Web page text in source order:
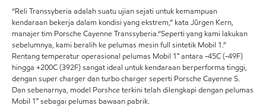
“Reli Transsyberia adalah suatu ujian sejati untuk kemampuan
kendaraan bekerja dalam kondisi yang ekstrem,” kata Jürgen Kern,
manajer tim Porsche Cayenne Transsyberia.“Seperti yang kami lakukan
sebelumnya, kami beralih ke pelumas mesin full sintetik Mobil 1.”
Rentang temperatur operasional pelumas Mobil 1™ antara -45C (-49F)
hingga +200C (392F) sangat ideal untuk kendaraan berperforma tinggi,
dengan super charger dan turbo charger seperti Porsche Cayenne S.
Dan sebenarnya, model Porshce terkini telah dilengkapi dengan pelumas
Mobil 1™ sebagai pelumas bawaan pabrik.